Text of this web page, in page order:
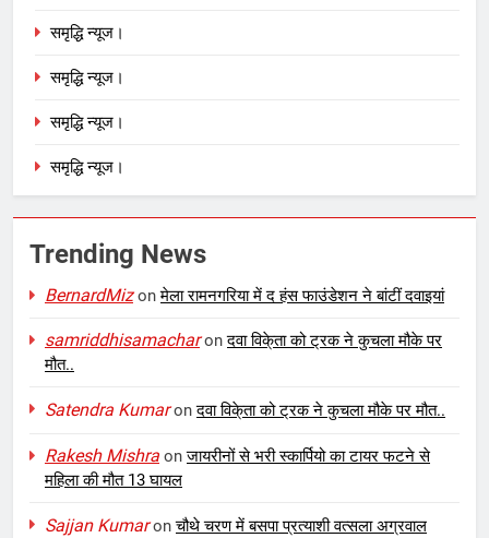
समृद्धि न्यूज।
समृद्धि न्यूज।
समृद्धि न्यूज।
समृद्धि न्यूज।
Trending News
BernardMizonमेला रामनगरिया में द हंस फाउंडेशन ने बांटीं दवाइयां
samriddhisamacharonदवा विके्ता को ट्रक ने कुचला मौके पर
मौत..
Satendra Kumaronदवा विके्ता को ट्रक ने कुचला मौके पर मौत..
Rakesh Mishra onजायरीनों से भरी स्कार्पियो का टायर फटने से
महिला की मौत 13 घायल
Sajjan Kumaronचौथे चरण में बसपा प्रत्याशी वत्सला अग्रवाल